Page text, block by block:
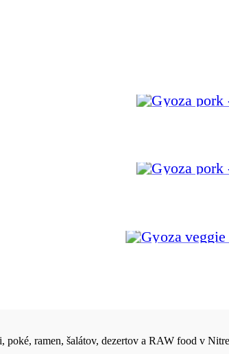
poké, ramen, šalátov, dezertov a RAW food v